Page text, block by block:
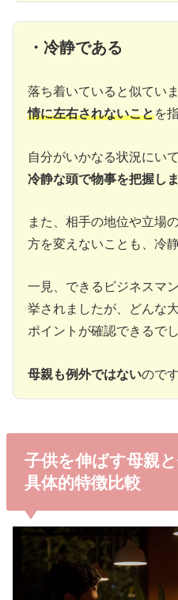
・冷静である
落ち着いていると似てい
情に左右されないことを
自分がいかなる状況にいて
冷静な頭で物事を把握し
また、相手の地位や立場
方を変えないことも、冷
一見、できるビジネスマ
挙されましたが、どんな
ポイントが確認できるでし
母親も例外ではないのです
子供を伸ばす母親
具体的特徴比較